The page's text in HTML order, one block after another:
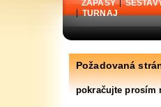
ZÁPASY
TURNAJ
Požadovaná
pokračujte prosím